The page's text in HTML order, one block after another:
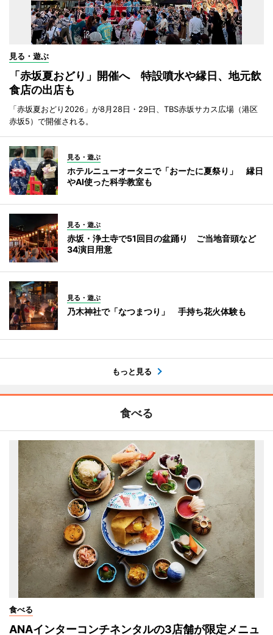
見る・遊ぶ
「赤坂夏おどり」開催へ 特設噴水や縁日、地元飲
食店の出店も
「赤坂夏おどり2026」が8月28日・29日、TBS赤坂サカス広場（港区
赤坂5）で開催される。
見る・遊ぶ
ホテルニューオータニで「おーたに夏祭り」 縁日
やAI使った科学教室も
見る・遊ぶ
赤坂・浄土寺で51回目の盆踊り ご当地音頭など
34演目用意
見る・遊ぶ
乃木神社で「なつまつり」 手持ち花火体験も
もっと見る
食べる
食べる
ANAインターコンチネンタルの3店舗が限定メニュ